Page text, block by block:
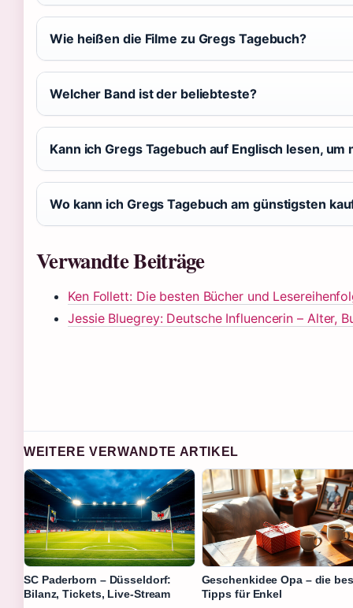
Wie heißen die Filme zu Gregs Tagebuch?
Welcher Band ist der beliebteste?
Kann ich Gregs Tagebuch auf Englisch lesen,
Wo kann ich Gregs Tagebuch am günstigsten
Verwandte Beiträge
Ken Follett: Die besten Bücher und
Jessie Bluegrey: Deutsche Influencerin – Alter,
WEITERE VERWANDTE ARTIKEL
SC Paderborn – Düsseldorf:
Bilanz, Tickets, Live-Stream
Geschenkidee Opa – die
Tipps für Enkel